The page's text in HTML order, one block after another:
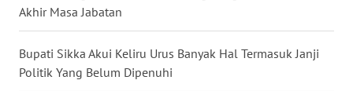
Akhir Masa Jabatan
Bupati Sikka Akui Keliru Urus Banyak Hal Termasuk Janji
Politik Yang Belum Dipenuhi
WN
WN